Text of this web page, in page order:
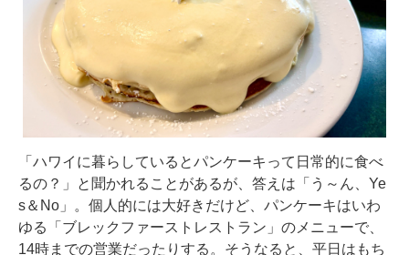
「ハワイに暮らしているとパンケーキって日常的に食べ
るの？」と聞かれることがあるが、答えは「う～ん、Ye
s＆No」。個人的には大好きだけど、パンケーキはいわ
ゆる「ブレックファーストレストラン」のメニューで、
14時までの営業だったりする。そうなると、平日はもち